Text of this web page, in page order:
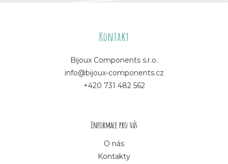
Kontakt
Bijoux Components s.r.o.
info@bijoux-components.cz
+420 731 482 562
Informace pro vás
O nás
Kontakty